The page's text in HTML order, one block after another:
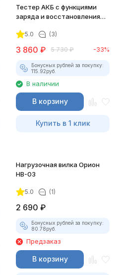
Тестер АКБ с функциями
заряда и восстановления
5.0 (3)
3 860 ₽ 5 730 ₽ -33%
Бонусных рублей за покупку:
115.92руб.
В наличии
В корзину
Купить в 1 клик
Нагрузочная вилка Орион
НВ-03
5.0 (1)
2 690 ₽
Бонусных рублей за покупку:
80.78руб.
Предзаказ
В корзину